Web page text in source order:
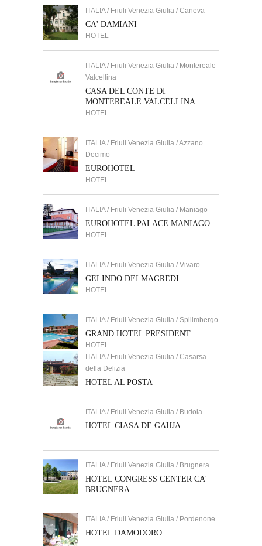
ITALIA / Friuli Venezia Giulia / Caneva
CA' DAMIANI
HOTEL
ITALIA / Friuli Venezia Giulia / Montereale
Valcellina
CASA DEL CONTE DI
MONTEREALE VALCELLINA
HOTEL
ITALIA / Friuli Venezia Giulia / Azzano
Decimo
EUROHOTEL
HOTEL
ITALIA / Friuli Venezia Giulia / Maniago
EUROHOTEL PALACE MANIAGO
HOTEL
ITALIA / Friuli Venezia Giulia / Vivaro
GELINDO DEI MAGREDI
HOTEL
ITALIA / Friuli Venezia Giulia / Spilimbergo
GRAND HOTEL PRESIDENT
HOTEL
ITALIA / Friuli Venezia Giulia / Casarsa
della Delizia
HOTEL AL POSTA
ITALIA / Friuli Venezia Giulia / Budoia
HOTEL CIASA DE GAHJA
ITALIA / Friuli Venezia Giulia / Brugnera
HOTEL CONGRESS CENTER CA'
BRUGNERA
ITALIA / Friuli Venezia Giulia / Pordenone
HOTEL DAMODORO